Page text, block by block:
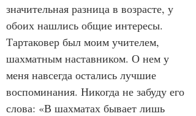
значительная разница в возрасте, у
обоих нашлись общие интересы.
Тартаковер был моим учителем,
шахматным наставником. О нем у
меня навсегда остались лучшие
воспоминания. Никогда не забуду его
слова: «В шахматах бывает лишь